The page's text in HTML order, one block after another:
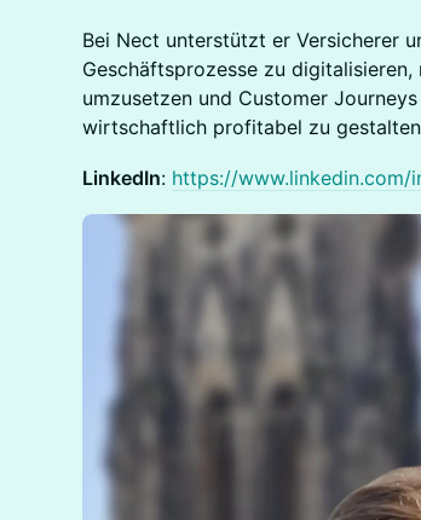
Bei Nect unterstützt er Versicherer
Geschäftsprozesse zu
umzusetzen und Customer
wirtschaftlich profitabel zu
LinkedIn: https://www.linkedin.com/